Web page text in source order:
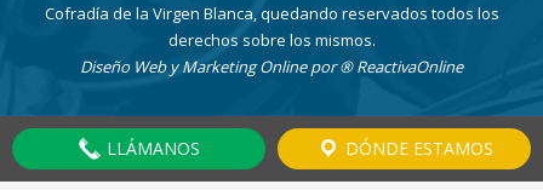
Cofradía de la Virgen Blanca, quedando reservados todos los
derechos sobre los mismos.
Diseño Web y Marketing Online por® ReactivaOnline
LLÁMANOS DÓNDE ESTAMOS